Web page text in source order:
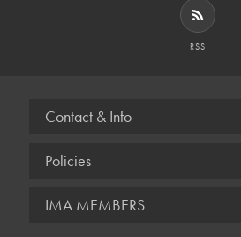
RSS
Contact & Info
Policies
IMA MEMBERS